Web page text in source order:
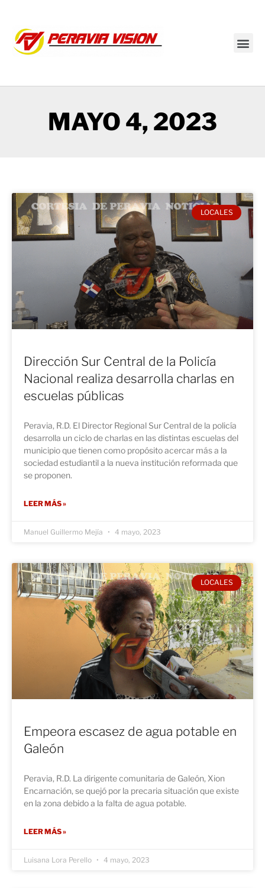
MAYO 4, 2023
LOCALES
Dirección Sur Central de la Policía
Nacional realiza desarrolla charlas en
escuelas públicas
Peravia, R.D. El Director Regional Sur Central de la policía
desarrolla un ciclo de charlas en las distintas escuelas del
municipio que tienen como propósito acercar más a la
sociedad estudiantil a la nueva institución reformada que
se proponen.
LEER MÁS »
Manuel Guillermo Mejía 4 mayo, 2023
LOCALES
Empeora escasez de agua potable en
Galeón
Peravia, R.D. La dirigente comunitaria de Galeón, Xion
Encarnación, se quejó por la precaria situación que existe
en la zona debido a la falta de agua potable.
LEER MÁS »
Luisana Lora Perello 4 mayo, 2023